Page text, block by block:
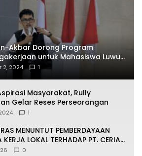
Akbar Dorong Program
untuk Mahasiswa Luwu
Bicara: Ini Peluang Nyata bagi
2, 2024 1
Masyarakat, Rully
Gelar Reses Perseorangan
1
MENUNTUT PEMBERDAYAAN
KERJA LOKAL TERHADAP PT. CERIA
LESTARI
0